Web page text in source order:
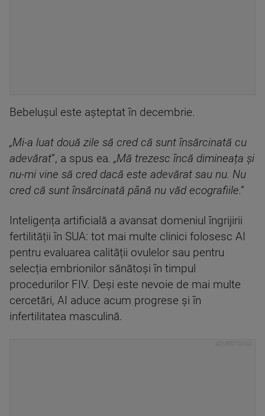
Bebelușul este așteptat în decembrie.
„Mi-a luat două zile să cred că sunt însărcinată cu
adevărat”, a spus ea. „Mă trezesc încă dimineața și
nu-mi vine să cred dacă este adevărat sau nu. Nu
cred că sunt însărcinată până nu văd ecografiile.”
Inteligența artificială a avansat domeniul îngrijirii
fertilității în SUA: tot mai multe clinici folosesc AI
pentru evaluarea calității ovulelor sau pentru
selecția embrionilor sănătoși în timpul
procedurilor FIV. Deși este nevoie de mai multe
cercetări, AI aduce acum progrese și în
infertilitatea masculină.